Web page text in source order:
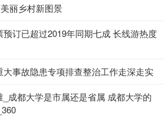
丽乡村新图景
订已超过2019年同期七成 长线游热度
事故隐患专项排查整治工作走深走实
成都大学是市属还是省属 成都大学的